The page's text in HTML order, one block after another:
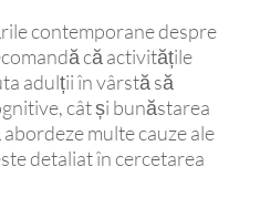
contemporane despre
că activitățile
adulții în vârstă să
cât și bunăstarea
multe cauze ale
detaliat în cercetarea